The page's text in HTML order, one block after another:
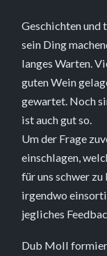
Geschichten und
sein Ding
langes Warten.
guten Wein
gewartet. Noch
ist auch gut so.
Um der Frage
einschlagen,
für uns schwer
irgendwo
jegliches
Dub Moll